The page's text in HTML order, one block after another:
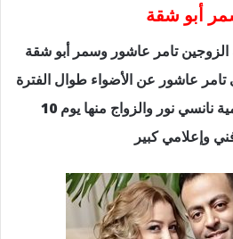
أبو شقة
علاقة الزوجين تامر عاشور وسمر أبو شقة
تامر عاشور عن الأضواء طوال الفترة
الماضية حتى ارتبط بالإعلامية نانسي نور والزواج منها يوم 10